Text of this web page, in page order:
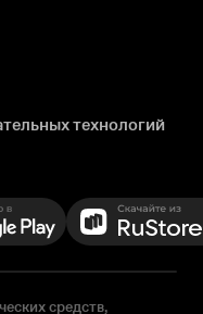
технологий
средств,